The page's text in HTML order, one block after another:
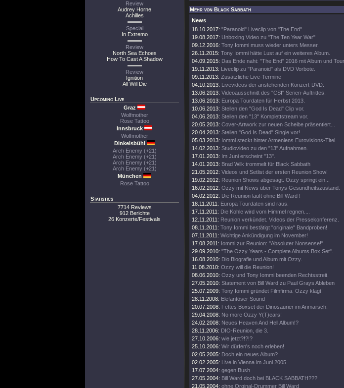
Review
Audrey Horne
Achilles
Special
In Extremo
Review
North Sea Echoes
How To Cast A Shadow
Review
Ignition
All Will Die
Upcoming Live
Graz
Wolfmother
Rose Tattoo
Innsbruck
Wolfmother
Dinkelsbühl
Arch Enemy (+21)
Arch Enemy (+21)
Arch Enemy (+21)
Arch Enemy (+21)
München
Rose Tattoo
Statistics
7714 Reviews
912 Berichte
26 Konzerte/Festivals
Mehr von Black Sabbath
News
18.10.2017: "Paranoid" Liveclip von "The End"
19.08.2017: Unboxing Video zu "The Ten Year War"
09.12.2016: Tony Iommi muss wieder unters Messer.
26.11.2015: Tony Iommi hätte Lust auf ein weiteres Album.
04.09.2015: Das Ende naht: "The End" 2016 mit Album und Tour.
19.11.2013: Liveclip zu "Paranoid" als DVD Vorbote.
09.11.2013: Zusätzliche Live-Termine
04.10.2013: Livevideos der anstehenden Konzert-DVD.
13.06.2013: Videoausschnitt des "CSI" Serien-Auftrittes.
13.06.2013: Europa Tourdaten für Herbst 2013.
10.06.2013: Stellen den "God Is Dead" Clip vor.
04.06.2013: Stellen den "13" Komplettstream vor.
20.05.2013: Cover-Artwork zur neuen Scheibe präsentiert...
20.04.2013: Stellen "God Is Dead" Single vor!
05.03.2013: Iommi steckt hinter Armeniens Eurovisions-Titel.
14.02.2013: Studiovideo zu den "13" Aufnahmen.
17.01.2013: Im Juni erscheint "13".
14.01.2013: Brad Wilk trommelt für Black Sabbath
21.05.2012: Videos und Setlist der ersten Reunion Show!
19.02.2012: Reunion Shows abgesagt. Ozzy springt ein...
16.02.2012: Ozzy mit News über Tonys Gesundheitszustand.
04.02.2012: Die Reunion läuft ohne Bill Ward !
18.11.2011: Europa Tourdaten sind raus.
17.11.2011: Die Kohle wird vom Himmel regnen....
12.11.2011: Reunion verkündet. Videos der Pressekonferenz.
08.11.2011: Tony Iommi bestätigt "originale" Bandproben!
07.11.2011: Wichtige Ankündigung im November!
17.08.2011: Iommi zur Reunion: "Absoluter Nonsense!"
29.09.2010: "The Ozzy Years - Complete Albums Box Set".
16.08.2010: Dio Biografie und Album mit Ozzy.
11.08.2010: Ozzy will die Reunion!
08.06.2010: Ozzy und Tony Iommi beenden Rechtsstreit.
27.05.2010: Statement von Bill Ward zu Paul Grays Ableben
25.07.2009: Tony Iommi gründet Filmfirma. Ozzy klagt!
28.11.2008: Elefantöser Sound
20.07.2008: Fettes Boxset der Dinosaurier im Anmarsch.
29.04.2008: No more Ozzy Y(T)ears!
24.02.2008: Neues Heaven And Hell Album!?
28.11.2006: DIO-Reunion, die 3.
27.10.2006: wie jetzt?!?!?
25.10.2006: Wir dürfen's noch erleben!
02.05.2005: Doch ein neues Album?
02.02.2005: Live in Vienna im Juni 2005
17.07.2004: gegen Bush
27.05.2004: Bill Ward doch bei BLACK SABBATH???
21.05.2004: ohne Orginal-Drummer Bill Ward